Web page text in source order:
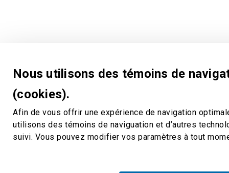
Nous utilisons des témoins de
(cookies).
Afin de vous offrir une expérience de navigation
utilisons des témoins de naviguation et d’autres
suivi. Vous pouvez modifier vos paramètres à tout